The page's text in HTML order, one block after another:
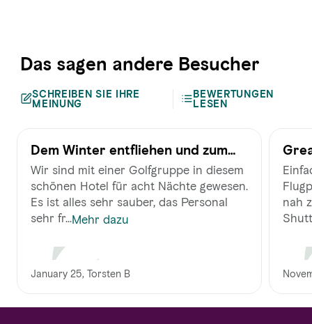
Das sagen andere Besucher
SCHREIBEN SIE IHRE
MEINUNG
BEWERTUNGEN
LESEN
Dem Winter entfliehen und zum
Golfspielen in die Vereinigten
Emirate
Wir sind mit einer Golfgruppe in diesem
schönen Hotel für acht Nächte gewesen.
Es ist alles sehr sauber, das Personal
sehr fr...Mehr dazu
January 25, Torsten B
nah